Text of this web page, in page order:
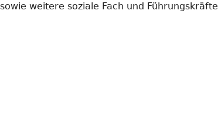
weitere soziale Fach und Führungskräfte